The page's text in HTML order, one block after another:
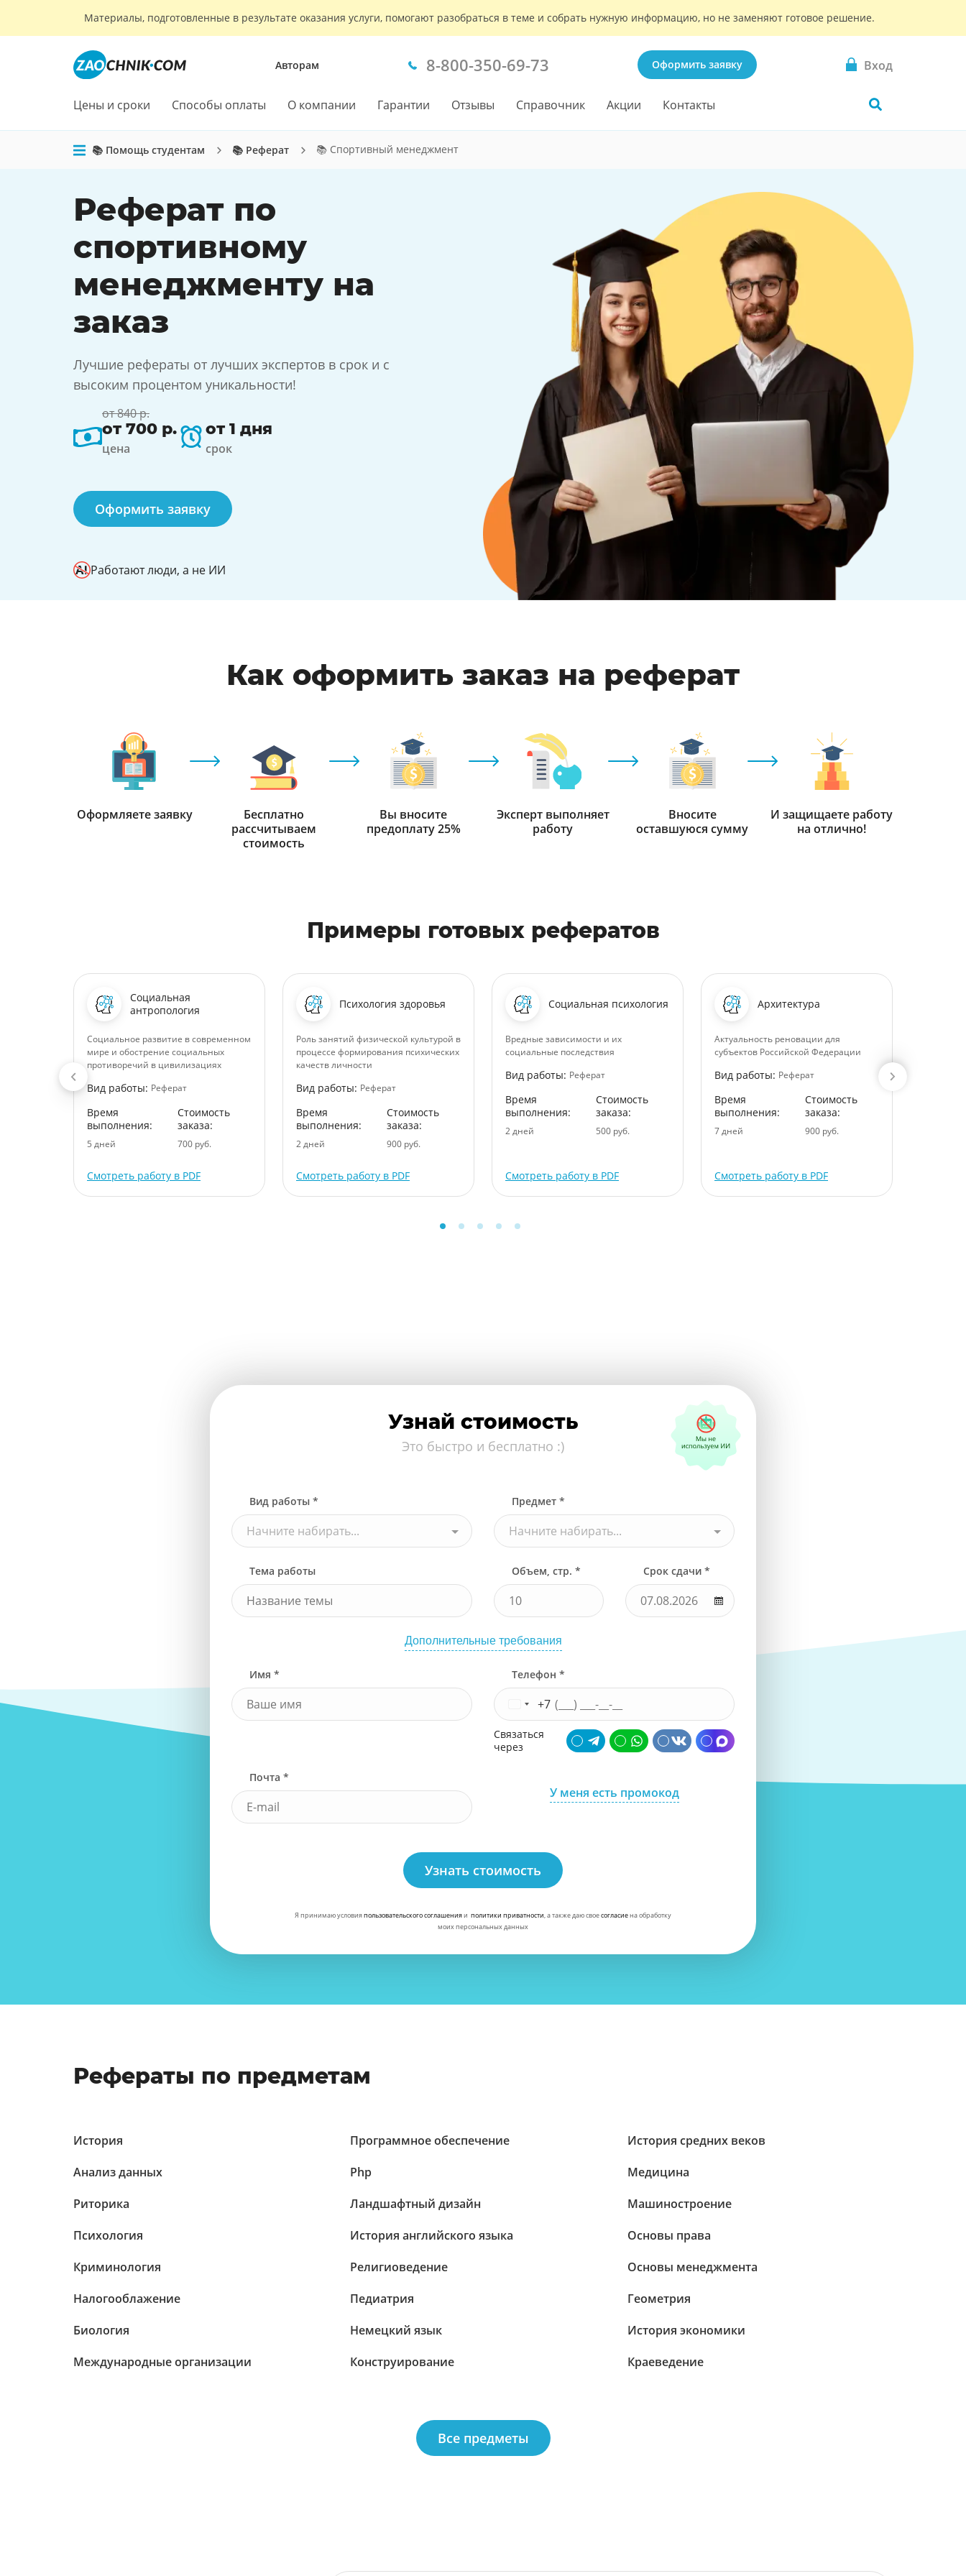
Материалы, подготовленные в результате оказания услуги, помогают разобраться в теме и собрать нужную информацию, но не заменяют готовое решение.
Авторам 8-800-350-69-73 Оформить заявку Вход
Цены и сроки Способы оплаты О компании Гарантии Отзывы Справочник Акции Контакты
📚 Помощь студентам 📚 Реферат 📚 Спортивный менеджмент
Реферат по
спортивному
менеджменту на
заказ
Лучшие рефераты от лучших экспертов в срок и с
высоким процентом уникальности!
от 840 р.
от 700 р.
цена
от 1 дня
срок
Оформить заявку
Работают люди, а не ИИ
Как оформить заказ на реферат
Оформляете заявку
Бесплатно
рассчитываем
стоимость
Вы вносите
предоплату 25%
Эксперт выполняет
работу
Вносите
оставшуюся сумму
И защищаете работу
на отлично!
Примеры готовых рефератов
Социальная
антропология
Социальное развитие в современном
мире и обострение социальных
противоречий в цивилизациях
Вид работы: Реферат
Время
выполнения:
5 дней
Стоимость
заказа:
700 руб.
Смотреть работу в PDF
Психология здоровья
Роль занятий физической культурой в
процессе формирования психических
качеств личности
Вид работы: Реферат
Время
выполнения:
2 дней
Стоимость
заказа:
900 руб.
Смотреть работу в PDF
Социальная психология
Вредные зависимости и их
социальные последствия
Вид работы: Реферат
Время
выполнения:
2 дней
Стоимость
заказа:
500 руб.
Смотреть работу в PDF
Архитектура
Актуальность реновации для
субъектов Российской Федерации
Вид работы: Реферат
Время
выполнения:
7 дней
Стоимость
заказа:
900 руб.
Смотреть работу в PDF
Узнай стоимость
Это быстро и бесплатно :)
Вид работы *
Начните набирать...
Предмет *
Начните набирать...
Тема работы Объем, стр. * Срок сдачи *
Дополнительные требования
Имя * Телефон *
+7
Связаться
через
Почта *
У меня есть промокод
Узнать стоимость
Я принимаю условияпользовательского соглашенияи политики приватности, а также даю своесогласиена обработку
моих персональных данных
Рефераты по предметам
История
Анализ данных
Риторика
Психология
Криминология
Налогооблажение
Биология
Международные организации
Программное обеспечение
Php
Ландшафтный дизайн
История английского языка
Религиоведение
Педиатрия
Немецкий язык
Конструирование
История средних веков
Медицина
Машиностроение
Основы права
Основы менеджмента
Геометрия
История экономики
Краеведение
Все предметы